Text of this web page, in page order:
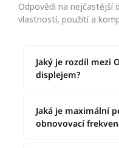
Odpovědi na nejčastější
vlastností, použití a
Jaký je rozdíl mezi
displejem?
Jaká je maximální
obnovovací